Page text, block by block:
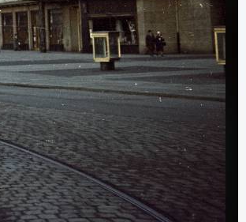
II.
útja) - Keleti Károly utca sarok.
1965 · Budapest I. ·
Tóth Árpád sétány, történelmi